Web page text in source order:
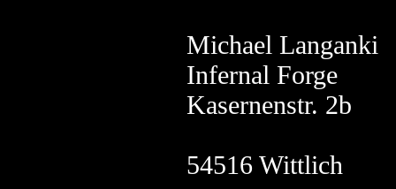
Michael Langanki
Infernal Forge
Kasernenstr. 2b
54516 Wittlich